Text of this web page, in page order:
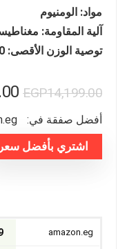
مواد: الومنيوم
آلية المقاومة:
توصية الوزن الأقصى: 150 كجم
EGP14,199.00
هو:
أفضل صفقة في:
اشتري بأفضل سعر